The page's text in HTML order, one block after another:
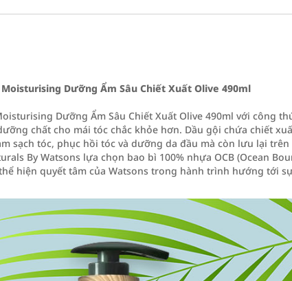
Dưỡng Ẩm Sâu Chiết Xuất Olive 490ml
Dưỡng Ẩm Sâu Chiết Xuất Olive 490ml với công
chất cho mái tóc chắc khỏe hơn. Dầu gội chứa chiết
sạch tóc, phục hồi tóc và dưỡng da đầu mà còn lưu lại
By Watsons lựa chọn bao bì 100% nhựa OCB (Ocean
hiện quyết tâm của Watsons trong hành trình hướng tới